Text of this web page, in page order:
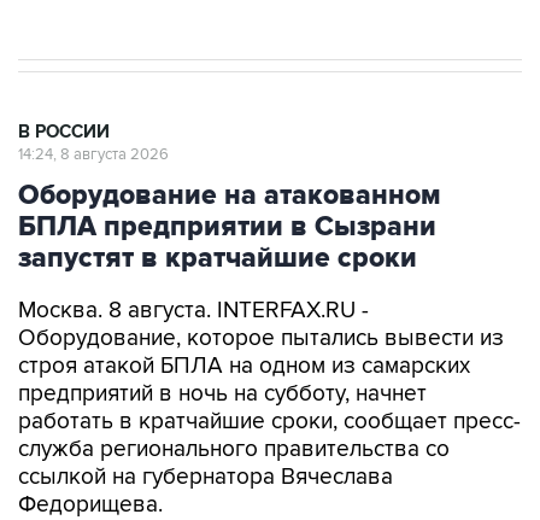
В РОССИИ
14:24, 8 августа 2026
Оборудование на атакованном
БПЛА предприятии в Сызрани
запустят в кратчайшие сроки
Москва. 8 августа. INTERFAX.RU -
Оборудование, которое пытались вывести из
строя атакой БПЛА на одном из самарских
предприятий в ночь на субботу, начнет
работать в кратчайшие сроки, сообщает пресс-
служба регионального правительства со
ссылкой на губернатора Вячеслава
Федорищева.